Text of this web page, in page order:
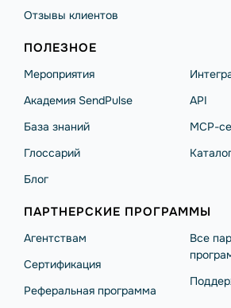
Отзывы клиентов
ПОЛЕЗНОЕ
Мероприятия
Академия SendPulse
База знаний
Глоссарий
Блог
API
MCP-
ПАРТНЕРСКИЕ ПРОГРАММЫ
Агентствам
Сертификация
Реферальная программа
Все